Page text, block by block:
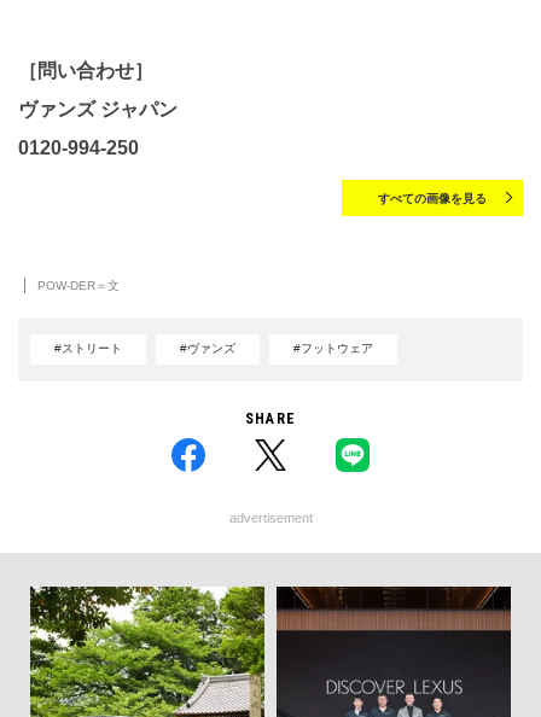
［問い合わせ］
ヴァンズ ジャパン
0120-994-250
すべての画像を見る
POW-DER＝文
#ストリート #ヴァンズ #フットウェア
SHARE
advertisement